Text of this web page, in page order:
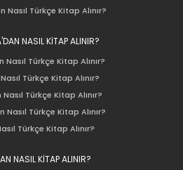
Nasıl Türkçe Kitap Alınır?
NASIL KİTAP ALINIR?
Türkçe Kitap Alınır?
Türkçe Kitap Alınır?
Türkçe Kitap Alınır?
Türkçe Kitap Alınır?
Türkçe Kitap Alınır?
NASIL KİTAP ALINIR?